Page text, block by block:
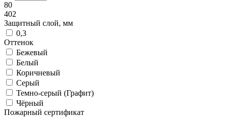
80
402
Защитный слой, мм
0,3
Оттенок
Бежевый
Белый
Коричневый
Серый
Темно-серый (Графит)
Чёрный
Пожарный сертификат